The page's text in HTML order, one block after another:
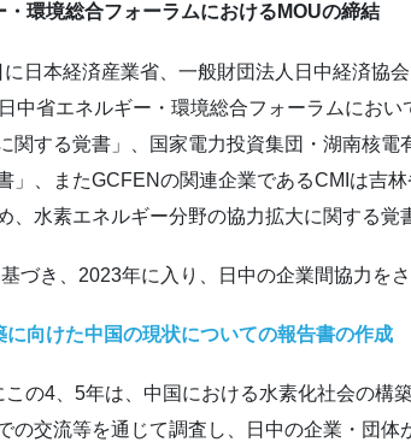
・環境総合フォーラムにおけるMOUの締結
日本経済産業省、一般財団法人日中経済協
中省エネルギー・環境総合フォーラムにお
関する覚書」、国家電力投資集団・湖南核
」、またGCFENの関連企業であるCMIは吉
、水素エネルギー分野の協力拡大に関する覚
づき、2023年に入り、日中の企業間協力を
に向けた中国の現状についての報告書の作成
の4、5年は、中国における水素化社会の構
の交流等を通じて調査し、日中の企業・団体